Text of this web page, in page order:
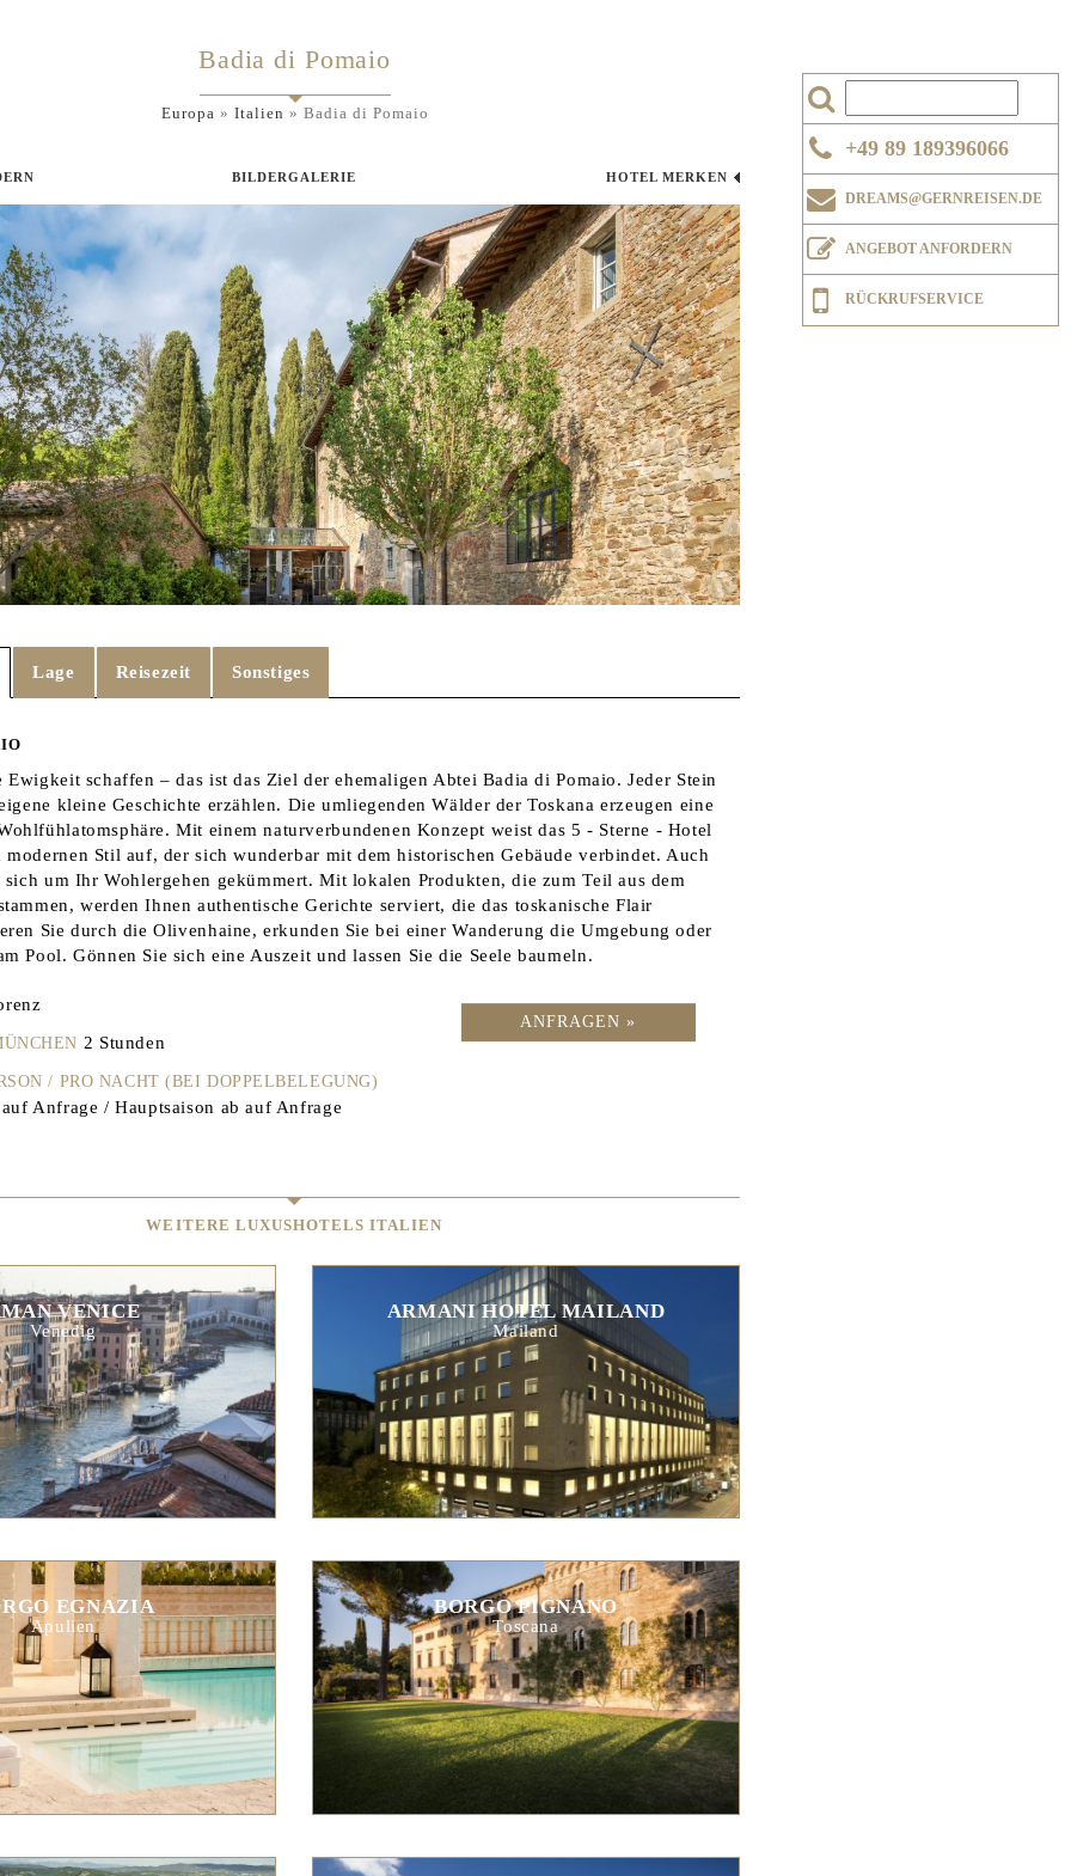
+49 89 189396066
DREAMS@GERNREISEN.DE
ANGEBOT ANFORDERN
RÜCKRUFSERVICE
Badia di Pomaio
Europa » Italien » Badia di Pomaio
BILDERGALERIE HOTEL MERKEN
Lage Reisezeit Sonstiges
schaffen – das ist das Ziel der ehemaligen Abtei Badia di Pomaio. Jeder Stein
kleine Geschichte erzählen. Die umliegenden Wälder der Toskana erzeugen eine
Mit einem naturverbundenen Konzept weist das 5 - Sterne - Hotel
Stil auf, der sich wunderbar mit dem historischen Gebäude verbindet. Auch
um Ihr Wohlergehen gekümmert. Mit lokalen Produkten, die zum Teil aus dem
werden Ihnen authentische Gerichte serviert, die das toskanische Flair
Sie durch die Olivenhaine, erkunden Sie bei einer Wanderung die Umgebung oder
Pool. Gönnen Sie sich eine Auszeit und lassen Sie die Seele baumeln.
2 Stunden
/ PRO NACHT (BEI DOPPELBELEGUNG)
Anfrage / Hauptsaison ab auf Anfrage
ANFRAGEN »
WEITERE LUXUSHOTELS ITALIEN
VENICE
Venedig
ARMANI HOTEL MAILAND
Mailand
EGNAZIA
Apulien
BORGO PIGNANO
Toscana